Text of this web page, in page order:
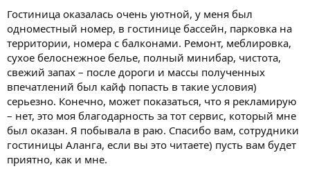
Гостиница оказалась очень уютной, у меня был
одноместный номер, в гостинице бассейн, парковка на
территории, номера с балконами. Ремонт, меблировка,
сухое белоснежное белье, полный минибар, чистота,
свежий запах – после дороги и массы полученных
впечатлений был кайф попасть в такие условия)
серьезно. Конечно, может показаться, что я рекламирую
– нет, это моя благодарность за тот сервис, который мне
был оказан. Я побывала в раю. Спасибо вам, сотрудники
гостиницы Аланга, если вы это читаете) пусть вам будет
приятно, как и мне.